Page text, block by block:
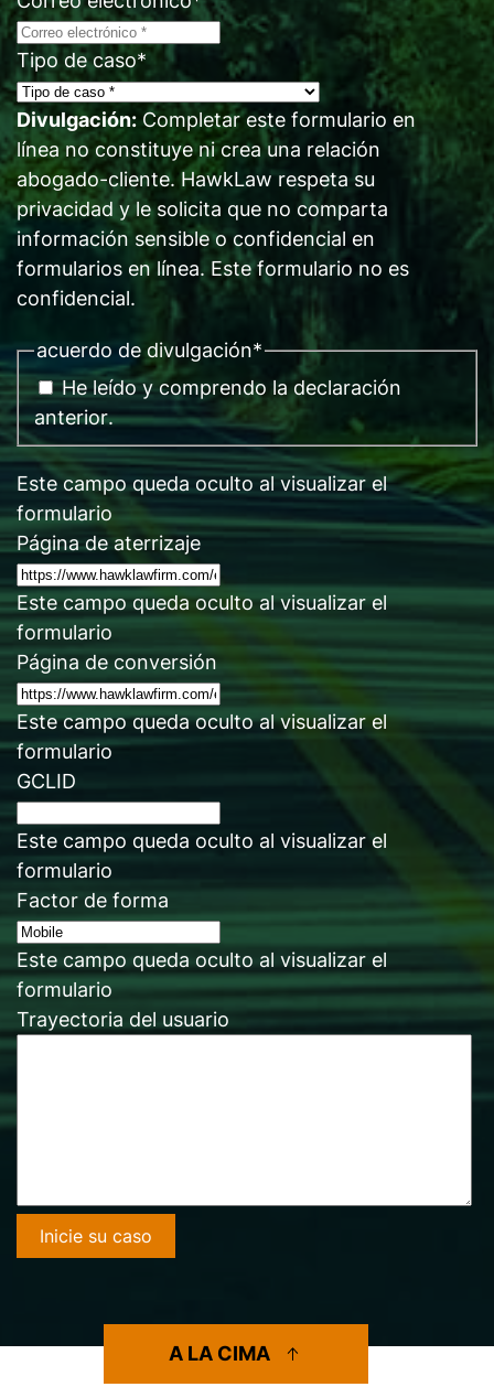
Tipo de caso*
Divulgación:Completar este formulario en
línea no constituye ni crea una relación
abogado-cliente. HawkLaw respeta su
privacidad y le solicita que no comparta
información sensible o confidencial en
formularios en línea. Este formulario no es
confidencial.
acuerdo de divulgación*
He leído y comprendo la declaración
anterior.
Este campo queda oculto al visualizar el
formulario
Página de aterrizaje
Este campo queda oculto al visualizar el
formulario
Página de conversión
Este campo queda oculto al visualizar el
formulario
GCLID
Este campo queda oculto al visualizar el
formulario
Factor de forma
Este campo queda oculto al visualizar el
formulario
Trayectoria del usuario
A LA CIMA